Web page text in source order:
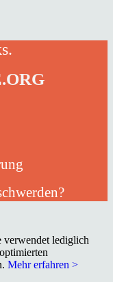
verwendet lediglich
Mehr erfahren >